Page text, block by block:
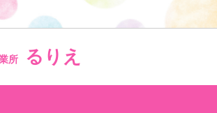
所 るりえ